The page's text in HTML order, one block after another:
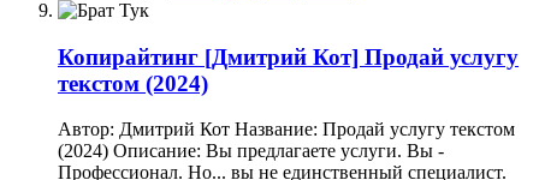
Копирайтинг [Дмитрий Кот] Продай услугу
текстом (2024)
Автор: Дмитрий Кот Название: Продай услугу текстом
(2024) Описание: Вы предлагаете услуги. Вы -
Профессионал. Но... вы не единственный специалист.